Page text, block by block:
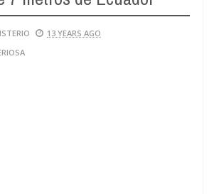
13 YEARS AGO